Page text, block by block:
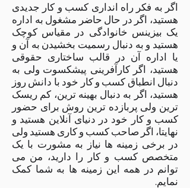
اگر به فکر راه انداری کسب و کار جدیدی
هستید، اگر در حال حاضر مشغول به اداره
یک بیزینس خانوادگی در مقیاس کوچک
هستید و به دنبال رسمیت بخشیدن به آن و
یا اداره آن در قالب ساختاری حقوقی
هستید، اگر کارآفرینی پیشکسوت ولی به
دنبال انطباق کسب و کار خود با دانش روز
هستید، اگر به دنبال بهینه ترین، کم ریسک
ترین ولی پربازده ترین روش برای حضور
کسب و کار خود در دنیای آنلاین هستید و
نهایتا، اگر صاحب کسب و کاری هستید ولی
در برخی زمینه ها نیاز به مشورت با یک
متخصص کسب و کار را دارید، من می
توانم در همه این زمینه ها به شما کمک
نمایم.